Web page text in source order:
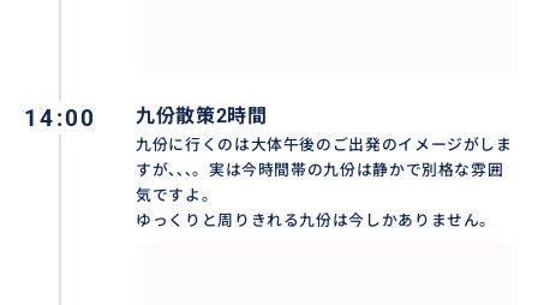
おすすめ
14:00 九份散策2時間
九份に行くのは大体午後のご出発のイメージがしま
すが､､､。実は今時間帯の九份は静かで別格な雰囲
気ですよ。
ゆっくりと周りきれる九份は今しかありません。